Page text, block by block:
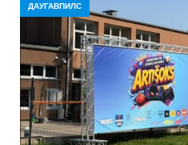
ДАУГАВПИЛС